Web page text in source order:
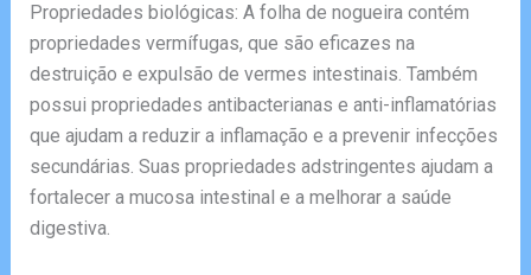
Propriedades biológicas: A folha de nogueira contém
propriedades vermífugas, que são eficazes na
destruição e expulsão de vermes intestinais. Também
possui propriedades antibacterianas e anti-inflamatórias
que ajudam a reduzir a inflamação e a prevenir infecções
secundárias. Suas propriedades adstringentes ajudam a
fortalecer a mucosa intestinal e a melhorar a saúde
digestiva.